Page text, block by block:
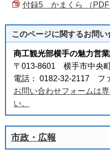
付録5 かまくら （PDF
このページに関するお問い
商工観光部横手の魅力営
〒013-8601 横手市中央
電話： 0182-32-2117 フ
お問い合わせフォームは
い。
市政・広報